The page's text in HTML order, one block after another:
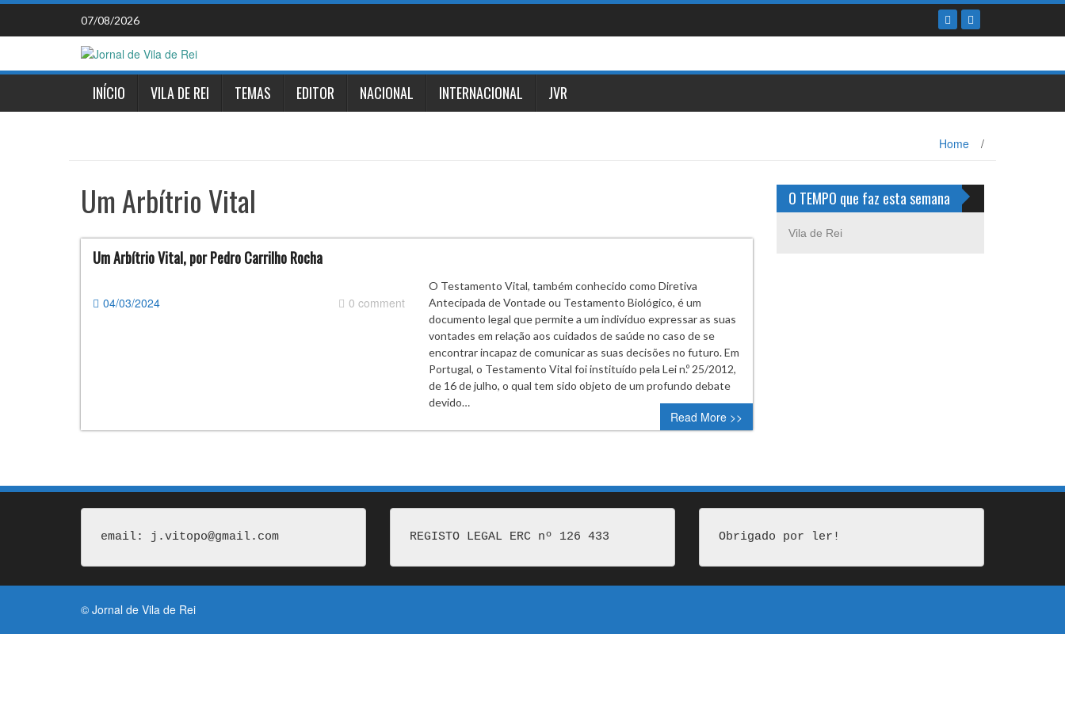
Skip
content
07/08/2026
INÍCIO VILA DE REI TEMAS EDITOR NACIONAL INTERNACIONAL JVR
Home /
Um Arbítrio Vital
Um Arbítrio Vital, por Pedro Carrilho Rocha
04/03/2024 0 comment
O Testamento Vital, também conhecido como Diretiva
Antecipada de Vontade ou Testamento Biológico, é um
documento legal que permite a um indivíduo expressar as suas
vontades em relação aos cuidados de saúde no caso de se
encontrar incapaz de comunicar as suas decisões no futuro. Em
Portugal, o Testamento Vital foi instituído pela Lei n.º 25/2012,
de 16 de julho, o qual tem sido objeto de um profundo debate
devido…
Read More >>
O TEMPO que faz esta semana
Vila de Rei
email: j.vitopo@gmail.com REGISTO LEGAL ERC nº 126 433 Obrigado por ler!
© Jornal de Vila de Rei